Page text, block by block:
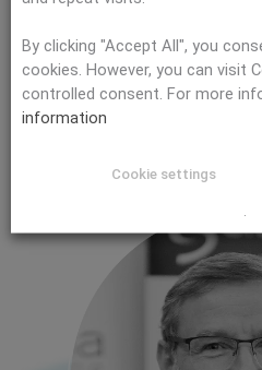
Markus
By clicking "Accept All", you
cookies. However, you can visit
controlled consent. For more
information
Cookie settings
.